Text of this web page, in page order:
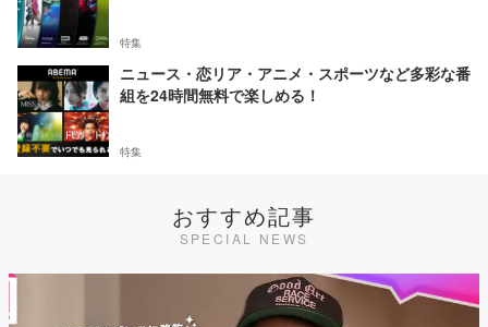
特集
ニュース・恋リア・アニメ・スポーツなど多彩な番
組を24時間無料で楽しめる！
特集
おすすめ記事
SPECIAL NEWS